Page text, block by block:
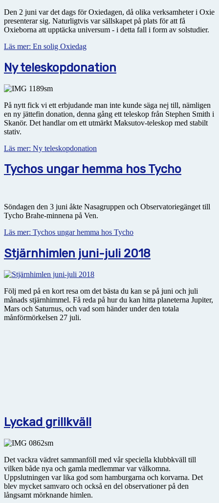
Den 2 juni var det dags för Oxiedagen, då olika verksamheter i Oxie
presenterar sig. Naturligtvis var sällskapet på plats för att få
Oxieborna att upptäcka universum - i detta fall i form av solstudier.
Läs mer: En solig Oxiedag
Ny teleskopdonation
På nytt fick vi ett erbjudande man inte kunde säga nej till, nämligen
en ny jättefin donation, denna gång ett teleskop från Stephen Smith i
Skanör. Det handlar om ett utmärkt Maksutov-teleskop med stabilt
stativ.
Läs mer: Ny teleskopdonation
Tychos ungar hemma hos Tycho
Söndagen den 3 juni åkte Nasagruppen och Observatoriegänget till
Tycho Brahe-minnena på Ven.
Läs mer: Tychos ungar hemma hos Tycho
Stjärnhimlen juni-juli 2018
Följ med på en kort resa om det bästa du kan se på juni och juli
månads stjärnhimmel. Få reda på hur du kan hitta planeterna Jupiter,
Mars och Saturnus, och vad som händer under den totala
månförmörkelsen 27 juli.
Lyckad grillkväll
Det vackra vädret sammanföll med vår speciella klubbkväll till
vilken både nya och gamla medlemmar var välkomna.
Uppslutningen var lika god som hamburgarna och korvarna. Det
blev mycket samvaro och också en del observationer på den
långsamt mörknande himlen.